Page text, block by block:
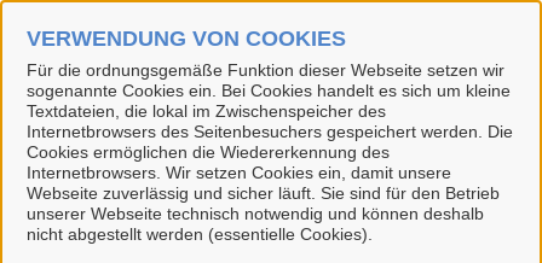
VERWENDUNG VON COOKIES
Für die ordnungsgemäße Funktion dieser Webseite setzen wir
sogenannte Cookies ein. Bei Cookies handelt es sich um kleine
Textdateien, die lokal im Zwischenspeicher des
Internetbrowsers des Seitenbesuchers gespeichert werden. Die
Cookies ermöglichen die Wiedererkennung des
Internetbrowsers. Wir setzen Cookies ein, damit unsere
Webseite zuverlässig und sicher läuft. Sie sind für den Betrieb
unserer Webseite technisch notwendig und können deshalb
nicht abgestellt werden (essentielle Cookies).
Anmelden
Start Sitzung beendet
Ihre Sitzung wurde beendet